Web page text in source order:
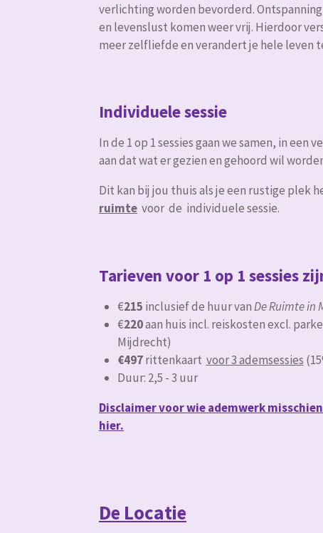
verlichting worden bevorderd.
en levenslust komen weer vrij. Hierdoor
meer zelfliefde en verandert je hele leven
Individuele sessie
In de 1 op 1 sessies gaan we samen, in een
aan dat wat er gezien en gehoord wil
Dit kan bij jou thuis als je een rustige plek
ruimte voor de individuele sessie.
Tarieven voor 1 op 1 sessies
€215 inclusief de huur vanDe Ruimte in
€220aan huis incl. reiskosten excl.
Mijdrecht)
€497rittenkaart voor 3 ademsessies
Duur: 2,5 - 3 uur
Disclaimer voor wie ademwerk
hier.
De Locatie